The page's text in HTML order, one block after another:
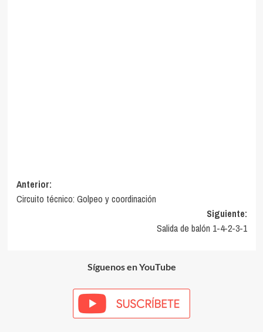
Navegación
de
Anterior:
Circuito técnico: Golpeo y coordinación
Siguiente:
Salida de balón 1-4-2-3-1
Síguenos en YouTube